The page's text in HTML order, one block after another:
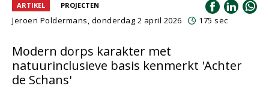
ARTIKEL PROJECTEN
Jeroen Poldermans, donderdag 2 april 2026 175 sec
Modern dorps karakter met
natuurinclusieve basis kenmerkt 'Achter
de Schans'